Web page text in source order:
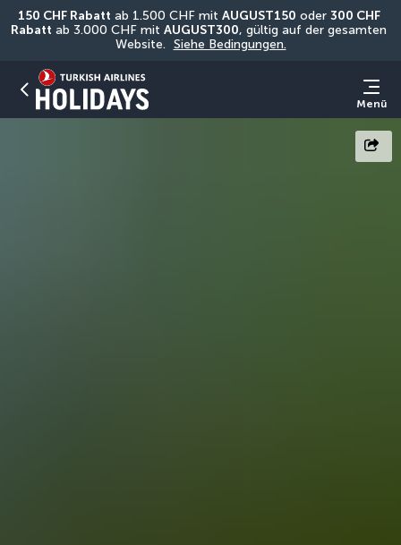
150 CHF Rabatt ab 1.500 CHF mit AUGUST150 oder 300 CHF
Rabatt ab 3.000 CHF mit AUGUST300, gültig auf der gesamten
Website. Siehe Bedingungen.
Menü